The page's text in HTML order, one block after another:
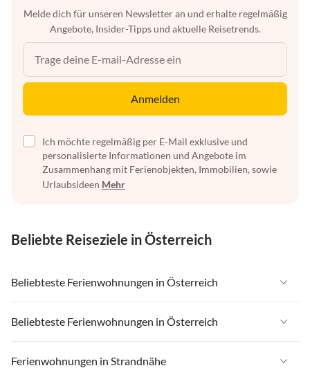
Melde dich für unseren Newsletter an und erhalte regelmäßig
Angebote, Insider-Tipps und aktuelle Reisetrends.
Anmelden
Ich möchte regelmäßig per E-Mail exklusive und
personalisierte Informationen und Angebote im
Zusammenhang mit Ferienobjekten, Immobilien, sowie
Urlaubsideen Mehr
Beliebte Reiseziele in Österreich
Beliebteste Ferienwohnungen in Österreich
Ferienwohnungen in Österreich
Ferienwohnungen in Tirol
Ferienwohnungen in Salzburger Land
Beliebteste Ferienwohnungen in Österreich
Ferienwohnungen in Österreich
Ferienwohnungen in Strandnähe